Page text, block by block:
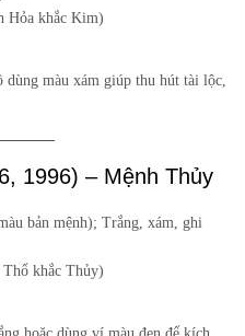
Hỏa khắc Kim)
dùng màu xám giúp thu hút tài lộc,
1996) – Mệnh Thủy
bản mệnh); Trắng, xám, ghi
Thổ khắc Thủy)